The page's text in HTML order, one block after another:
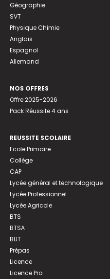
Géographie
SVT
Physique Chimie
Anglais
Espagnol
Allemand
NOS OFFRES
Offre 2025-2026
Pack Réussite 4 ans
REUSSITE SCOLAIRE
Ecole Primaire
Collège
CAP
Lycée général et technologique
Lycée Professionnel
Lycée Agricole
BTS
BTSA
BUT
Prépas
Licence
Licence Pro